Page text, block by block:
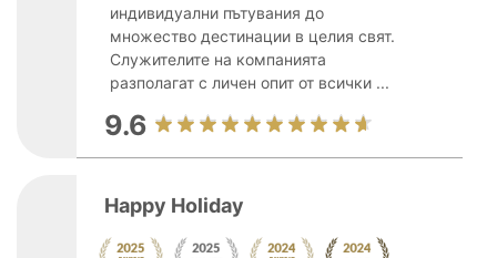
индивидуални пътувания до
множество дестинации в целия свят.
Служителите на компанията
разполагат с личен опит от всички ...
9.6
Happy Holiday